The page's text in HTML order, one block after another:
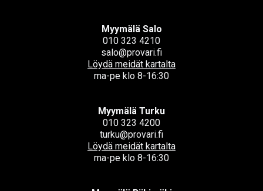
Myymälä Salo
010 323 4210
salo@provari.fi
Löydä meidät kartalta
ma-pe klo 8-16:30
Myymälä Turku
010 323 4200
turku@provari.fi
Löydä meidät kartalta
ma-pe klo 8-16:30